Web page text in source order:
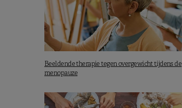
Beeldende therapie tegen overgewicht tijdens de
menopauze